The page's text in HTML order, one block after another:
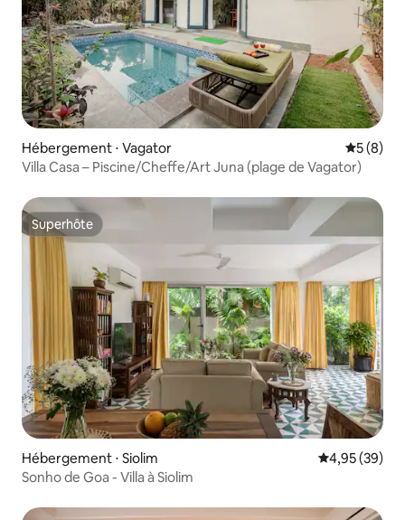
Hébergement ⋅ Vagator
5 (8)
Villa Casa – Piscine/Cheffe/Art Juna (plage de Vagator)
Superhôte
Superhôte
Hébergement ⋅ Siolim Évaluation
4,95 (39)
Sonho de Goa - Villa à Siolim